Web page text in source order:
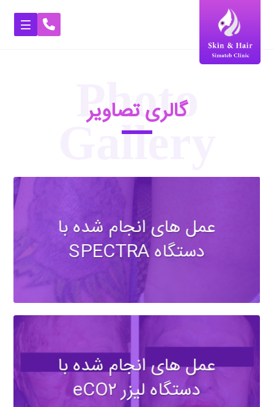
Photo
Gallery
گالری تصاویر
عمل های انجام شده با
دستگاه SPECTRA
عمل های انجام شده با
دستگاه لیزر eCO۲